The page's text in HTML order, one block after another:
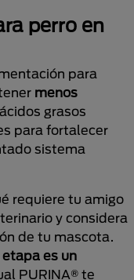
perro en
para
menos
grasos
para fortalecer
sistema
requiere tu amigo
y considera
de tu mascota.
es un
PURINA® te